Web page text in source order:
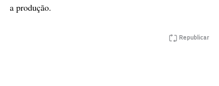
a produção.
Republicar